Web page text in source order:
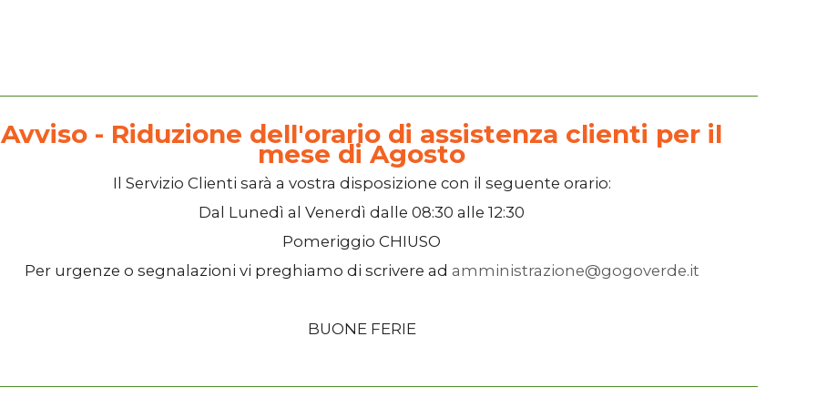
Avviso - Riduzione dell'orario di assistenza clienti per il
mese di Agosto
Il Servizio Clienti sarà a vostra disposizione con il seguente orario:
Dal Lunedì al Venerdì dalle 08:30 alle 12:30
Pomeriggio CHIUSO
Per urgenze o segnalazioni vi preghiamo di scrivere ad amministrazione@gogoverde.it
BUONE FERIE